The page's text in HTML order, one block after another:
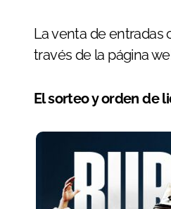
La venta de entradas
través de la página
El sorteo y orden de